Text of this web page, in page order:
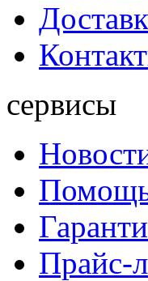
сервисы
Прайс-